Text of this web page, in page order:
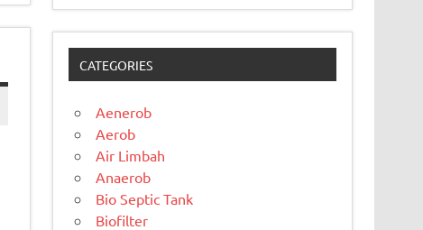
CATEGORIES
Aenerob
Aerob
Air Limbah
Anaerob
Bio Septic Tank
Biofilter